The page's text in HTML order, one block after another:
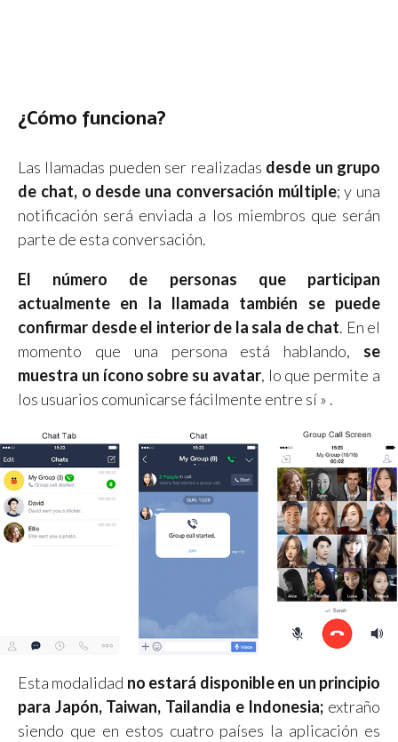
¿Cómo funciona?
Las llamadas pueden ser realizadas desde un grupo
de chat, o desde una conversación múltiple; y una
notificación será enviada a los miembros que serán
parte de esta conversación.
El número de personas que participan
actualmente en la llamada también se puede
confirmar desde el interior de la sala de chat. En el
momento que una persona está hablando, se
muestra un ícono sobre su avatar, lo que permite a
los usuarios comunicarse fácilmente entre sí » .
Esta modalidad no estará disponibleen un principio
para Japón, Taiwan, Tailandia e Indonesia; extraño
siendo que en estos cuatro países la aplicación es